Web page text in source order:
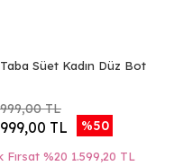
Taba Süet Kadın Düz Bot
TL
TL %50
Fırsat %20 1.599,20 TL